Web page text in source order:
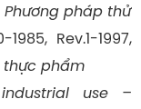
pháp thử
Rev.1-1997,
thực phẩm
use –